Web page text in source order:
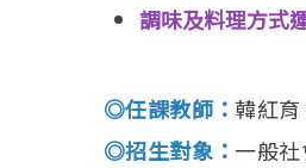
調味及料理方式
◎任課教師：韓紅育
◎招生對象：一般